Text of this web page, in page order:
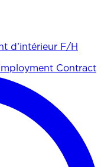
d’intérieur F/H
Contract